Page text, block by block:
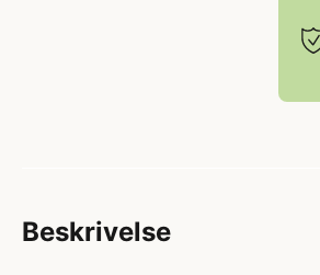
Beskrivelse